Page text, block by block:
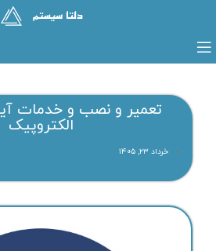
تعمیر و نصب و خدمات
الکتروپیک
خرداد ۲۳, ۱۴۰۵